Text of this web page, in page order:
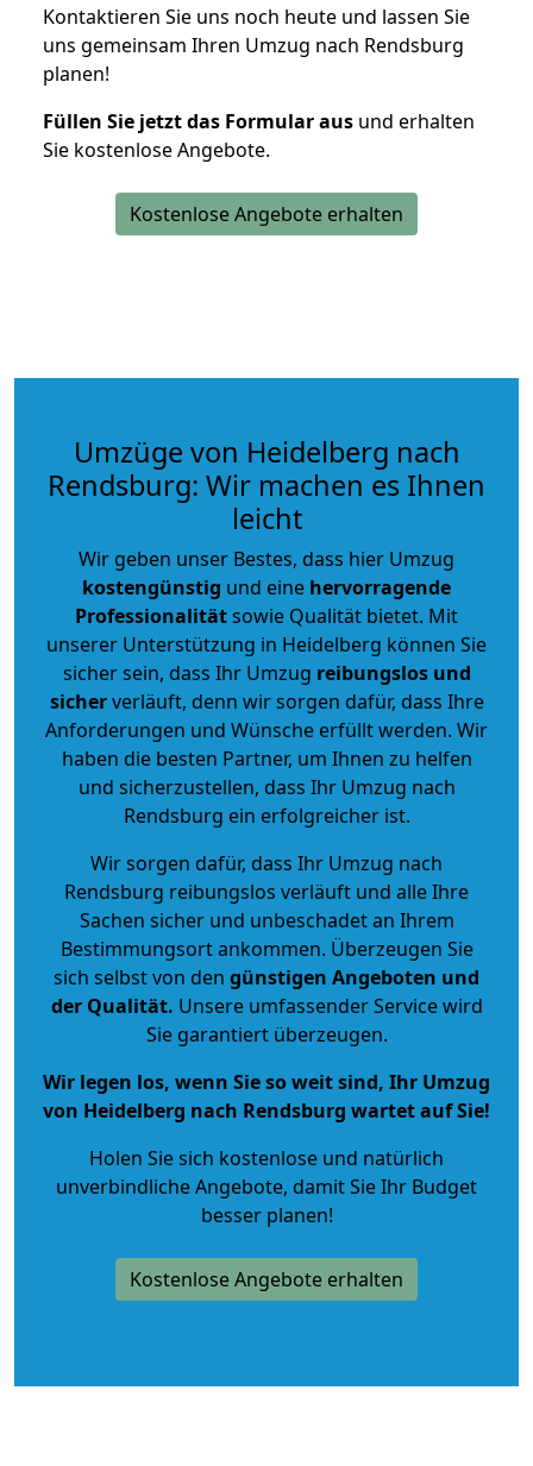
Kontaktieren Sie uns noch heute und lassen Sie
uns gemeinsam Ihren Umzug nach Rendsburg
planen!
Füllen Sie jetzt das Formular aus und erhalten
Sie kostenlose Angebote.
Kostenlose Angebote erhalten
Umzüge von Heidelberg nach
Rendsburg: Wir machen es Ihnen
leicht
Wir geben unser Bestes, dass hier Umzug
kostengünstig und eine hervorragende
Professionalitätsowie Qualität bietet. Mit
unserer Unterstützung in Heidelberg können Sie
sicher sein, dass Ihr Umzug reibungslos und
sicherverläuft, denn wir sorgen dafür, dass Ihre
Anforderungen und Wünsche erfüllt werden. Wir
haben die besten Partner, um Ihnen zu helfen
und sicherzustellen, dass Ihr Umzug nach
Rendsburg ein erfolgreicher ist.
Wir sorgen dafür, dass Ihr Umzug nach
Rendsburg reibungslos verläuft und alle Ihre
Sachen sicher und unbeschadet an Ihrem
Bestimmungsort ankommen. Überzeugen Sie
sich selbst von den günstigen Angeboten und
der Qualität. Unsere umfassender Service wird
Sie garantiert überzeugen.
Wir legen los, wenn Sie so weit sind, Ihr Umzug
von Heidelberg nach Rendsburg wartet auf Sie!
Holen Sie sich kostenlose und natürlich
unverbindliche Angebote, damit Sie Ihr Budget
besser planen!
Kostenlose Angebote erhalten